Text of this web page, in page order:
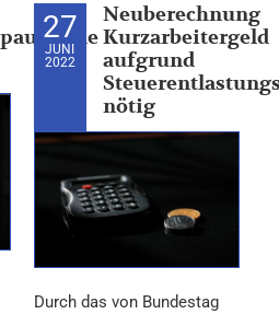
27
JUNI
2022
Neuberechnung
Kurzarbeitergeld
aufgrund
nötig
Durch das von Bundestag